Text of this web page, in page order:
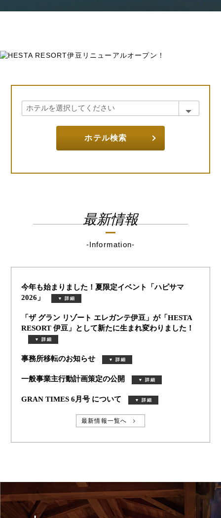
ホテル検索
最新情報
-Information-
今年も始まりました！夏限定イベント「ハピサマ
2026」
「ザ グラン リゾート エレガンテ伊豆」が「HESTA
RESORT 伊豆」として新たに生まれ変わりました！
事務所移転のお知らせ
一般事業主行動計画策定の公開
GRAN TIMES 6月号 について
最新情報一覧へ